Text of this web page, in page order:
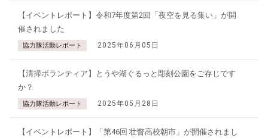
【イベントレポート】令和7年度第2回「夜空を見る集い」が開
催されました
協力隊活動レポート 2025年06月05日
【清掃ボランティア】とうや湖ぐるっと彫刻公園をご存じです
か？
協力隊活動レポート 2025年05月28日
【イベントレポート】「第46回 壮瞥高校朝市」が開催されまし